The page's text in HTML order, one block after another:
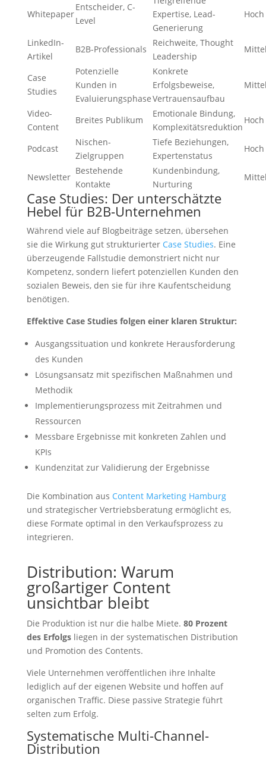
Whitepaper
Entscheider, C-
Level
Expertise, Lead-
Generierung
Hoch
LinkedIn-
Artikel
B2B-Professionals
Reichweite, Thought
Leadership
Case
Studies
Potenzielle
Kunden in
Evaluierungsphase
Konkrete
Erfolgsbeweise,
Vertrauensaufbau
Video-
Content
Breites Publikum
Emotionale Bindung,
Komplexitätsreduktion
Hoch
Podcast
Nischen-
Zielgruppen
Tiefe Beziehungen,
Expertenstatus
Hoch
Newsletter
Bestehende
Kontakte
Kundenbindung,
Nurturing
Case Studies: Der unterschätzte
Hebel für B2B-Unternehmen
Während viele auf Blogbeiträge setzen, übersehen
sie die Wirkung gut strukturierter Case Studies. Eine
überzeugende Fallstudie demonstriert nicht nur
Kompetenz, sondern liefert potenziellen Kunden den
sozialen Beweis, den sie für ihre Kaufentscheidung
benötigen.
Effektive Case Studies folgen einer klaren Struktur:
Ausgangssituation und konkrete Herausforderung
des Kunden
Lösungsansatz mit spezifischen Maßnahmen und
Methodik
Implementierungsprozess mit Zeitrahmen und
Ressourcen
Messbare Ergebnisse mit konkreten Zahlen und
KPIs
Kundenzitat zur Validierung der Ergebnisse
Die Kombination aus Content Marketing Hamburg
und strategischer Vertriebsberatung ermöglicht es,
diese Formate optimal in den Verkaufsprozess zu
integrieren.
Distribution: Warum
großartiger Content
unsichtbar bleibt
Die Produktion ist nur die halbe Miete. 80 Prozent
des Erfolgsliegen in der systematischen Distribution
und Promotion des Contents.
Viele Unternehmen veröffentlichen ihre Inhalte
lediglich auf der eigenen Website und hoffen auf
organischen Traffic. Diese passive Strategie führt
selten zum Erfolg.
Systematische Multi-Channel-
Distribution